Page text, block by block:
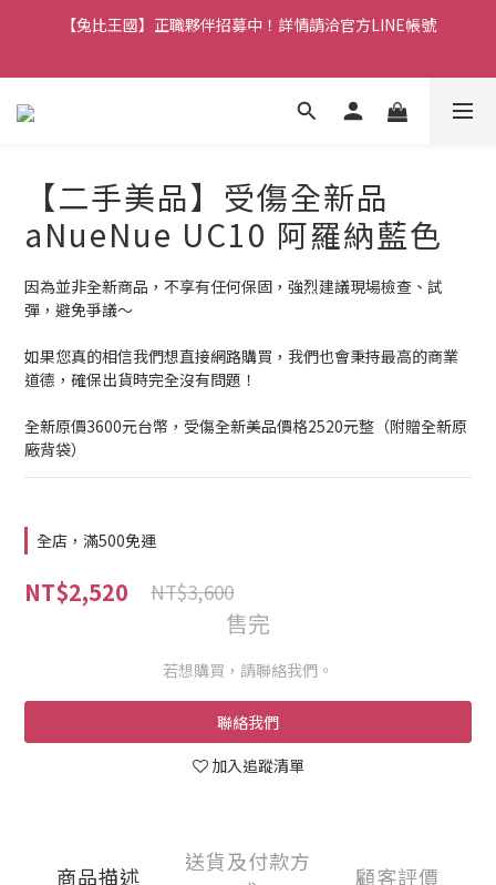
【兔比王國公告】新加入的冒險者，註冊會員即可立馬享有300元
【兔比王國公告】新加入的冒險者，註冊會員即可立馬享有300元
【二手美品】受傷全新品
aNueNue UC10 阿羅納藍色
因為並非全新商品，不享有任何保固，強烈建議現場檢查、試
彈，避免爭議～
如果您真的相信我們想直接網路購買，我們也會秉持最高的商業
道德，確保出貨時完全沒有問題！
全新原價3600元台幣，受傷全新美品價格2520元整（附贈全新原
廠背袋）
全店，滿500免運
NT$2,520 NT$3,600
售完
若想購買，請聯絡我們。
聯絡我們
加入追蹤清單
商品描述
送貨及付款方
顧客評價